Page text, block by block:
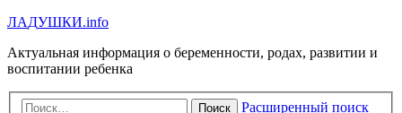
ЛАДУШКИ.info
Актуальная информация о беременности, родах, развитии и
воспитании ребенка
Поиск Расширенный поиск